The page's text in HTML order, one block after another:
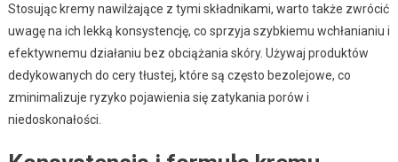
Stosując kremy nawilżające z tymi składnikami, warto także zwrócić
uwagę na ich lekką konsystencję, co sprzyja szybkiemu wchłanianiu i
efektywnemu działaniu bez obciążania skóry. Używaj produktów
dedykowanych do cery tłustej, które są często bezolejowe, co
zminimalizuje ryzyko pojawienia się zatykania porów i
niedoskonałości.